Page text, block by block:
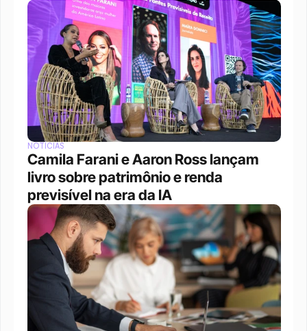
NOTÍCIAS
Camila Farani e Aaron Ross lançam
livro sobre patrimônio e renda
previsível na era da IA